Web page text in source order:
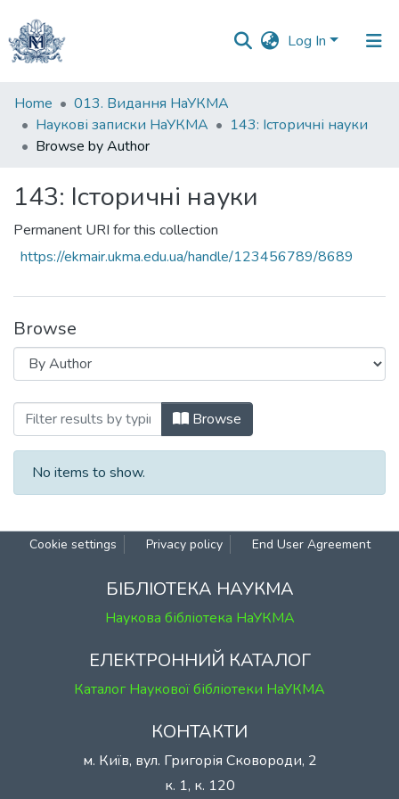
Log In
Communities
&
Collections
Home
013. Видання НаУКМА
Наукові записки НаУКМА
143: Історичні науки
Browse by Author
143: Історичні науки
Permanent URI for this collection
https://ekmair.ukma.edu.ua/handle/123456789/8689
Browse
Browsing 143: Історичні науки by
Browse
No items to show.
Cookie settings Privacy policy End User Agreement
БІБЛІОТЕКА НАУКМА
Наукова бібліотека НаУКМА
ЕЛЕКТРОННИЙ КАТАЛОГ
Каталог Наукової бібліотеки НаУКМА
КОНТАКТИ
м. Київ, вул. Григорія Сковороди, 2
к. 1, к. 120